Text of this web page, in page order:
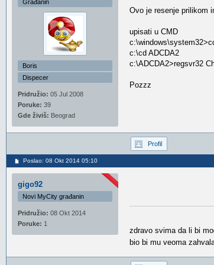
Građanin
Boris
Dispecer
Pridružio: 05 Jul 2008
Poruke: 39
Gde živiš: Beograd
Ovo je resenje prilikom
upisati u CMD
c:\cd ADCDA2
c:\ADCDA2>regsvr32
Pozzz
Profil
Poslao: 08 Okt 2014 05:10
gigo92
Novi MyCity građanin
Pridružio: 08 Okt 2014
Poruke: 1
zdravo svima da li bi
bio bi mu veoma